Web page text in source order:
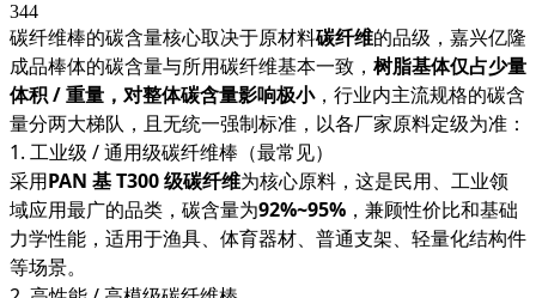
344
碳纤维棒的碳含量核心取决于原材料碳纤维的品级，嘉兴亿隆
成品棒体的碳含量与所用碳纤维基本一致， 树脂基体仅占少量
体积 / 重量，对整体碳含量影响极小，行业内主流规格的碳含
量分两大梯队，且无统一强制标准，以各厂家原料定级为准：
1. 工业级 / 通用级碳纤维棒（最常见）
采用PAN 基 T300 级碳纤维为核心原料，这是民用、工业领
域应用最广的品类，碳含量为92%~95% ，兼顾性价比和基础
力学性能，适用于渔具、体育器材、普通支架、轻量化结构件
等场景。